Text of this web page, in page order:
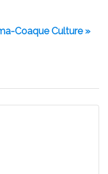
Coaque Culture »